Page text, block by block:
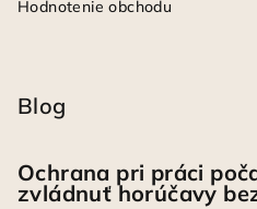
Hodnotenie obchodu
Blog
Ochrana pri práci
zvládnuť horúčavy